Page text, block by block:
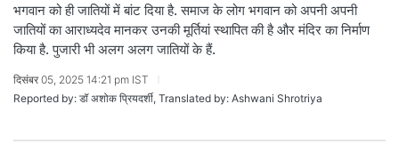
भगवान को ही जातियों में बांट दिया है. समाज के लोग भगवान को अपनी अपनी
जातियों का आराध्यदेव मानकर उनकी मूर्तियां स्थापित की है और मंदिर का निर्माण
किया है. पुजारी भी अलग अलग जातियों के हैं.
दिसंबर 05, 2025 14:21 pm IST
Reported by: डॉ अशोक प्रियदर्शी, Translated by: Ashwani Shrotriya